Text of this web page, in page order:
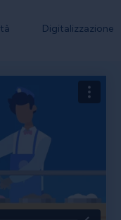
Digitalizzazione